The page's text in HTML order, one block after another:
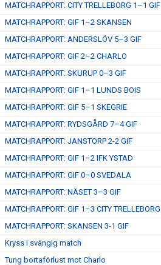
MATCHRAPPORT: CITY TRELLEBORG 1–1 GIF
MATCHRAPPORT: GIF 1–2 SKANSEN
MATCHRAPPORT: ANDERSLÖV 5–3 GIF
MATCHRAPPORT: GIF 2–2 CHARLO
MATCHRAPPORT: SKURUP 0–3 GIF
MATCHRAPPORT: GIF 1–1 LUNDS BOIS
MATCHRAPPORT: GIF 5–1 SKEGRIE
MATCHRAPPORT: RYDSGÅRD 7–4 GIF
MATCHRAPPORT: JANSTORP 2-2 GIF
MATCHRAPPORT: GIF 1–2 IFK YSTAD
MATCHRAPPORT: GIF 0–0 SVEDALA
MATCHRAPPORT: NÄSET 3–3 GIF
MATCHRAPPORT: GIF 1–3 CITY TRELLEBORG
MATCHRAPPORT: SKANSEN 3-1 GIF
Kryss i svängig match
Tung bortaförlust mot Charlo